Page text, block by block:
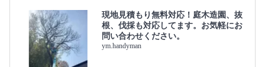
現地見積もり無料対応！庭木造園、抜
根、伐採も対応してます。お気軽にお
問い合わせください。
ym.handyman